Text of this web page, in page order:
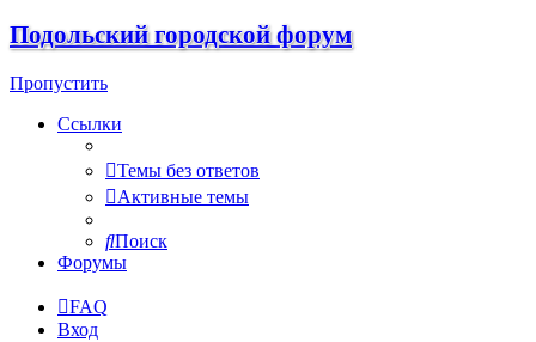
Подольский городской форум
Пропустить
Ссылки
Темы без ответов
Активные темы
Поиск
Форумы
FAQ
Вход